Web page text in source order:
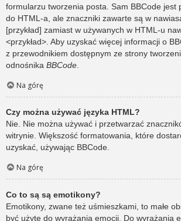
formularzu tworzenia posta. Sam BBCode jest
do HTML-a, ale znaczniki zawarte są w
[przykład] zamiast w używanych w HTML-u
<przykład>. Aby uzyskać więcej informacji o
z przewodnikiem dostępnym ze strony
odnośnika BBCode
Na górę
Czy można używać języka HTML?
Nie. Nie można używać i przetwarzać
witrynie. Większość formatowania, które
uzyskać, używając BBCode.
Na górę
Co to są są emotikony?
Emotikony, zwane też uśmieszkami, to małe
być użyte do wyrażania emocji. Do wyrażania